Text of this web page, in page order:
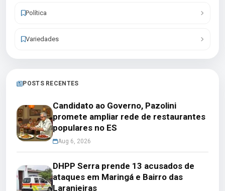
Política
Variedades
POSTS RECENTES
Candidato ao Governo, Pazolini
promete ampliar rede de restaurantes
populares no ES
Aug 6, 2026
DHPP Serra prende 13 acusados de
ataques em Maringá e Bairro das
Laranjeiras